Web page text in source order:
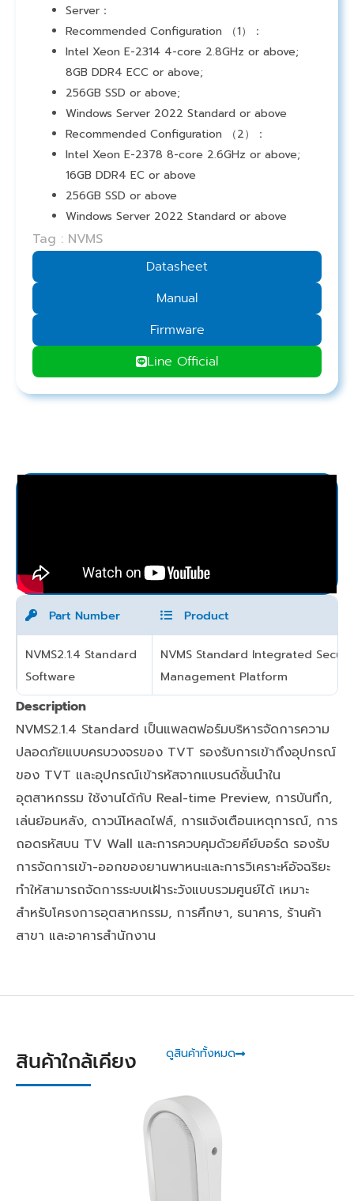
Server：
Recommended Configuration （1）：
Intel Xeon E-2314 4-core 2.8GHz or above;
8GB DDR4 ECC or above;
256GB SSD or above;
Windows Server 2022 Standard or above
Recommended Configuration （2）：
Intel Xeon E-2378 8-core 2.6GHz or above;
16GB DDR4 EC or above
256GB SSD or above
Windows Server 2022 Standard or above
Tag : NVMS
Datasheet
Manual
Firmware
Line Official
Part Number Product
NVMS2.1.4 Standard
Software
NVMS Standard Integrated
Management Platform
Description
NVMS2.1.4 Standard เป็นแพลตฟอร์มบริหารจัดการความ
ปลอดภัยแบบครบวงจรของ TVT รองรับการเข้าถึงอุปกรณ์
ของ TVT และอุปกรณ์เข้ารหัสจากแบรนด์ชั้นนำใน
อุตสาหกรรม ใช้งานได้กับ Real-time Preview, การบันทึก,
เล่นย้อนหลัง, ดาวน์โหลดไฟล์, การแจ้งเตือนเหตุการณ์, การ
ถอดรหัสบน TV Wall และการควบคุมด้วยคีย์บอร์ด รองรับ
การจัดการเข้า-ออกของยานพาหนะและการวิเคราะห์อัจฉริยะ
ทำให้สามารถจัดการระบบเฝ้าระวังแบบรวมศูนย์ได้ เหมาะ
สำหรับโครงการอุตสาหกรรม, การศึกษา, ธนาคาร, ร้านค้า
สาขา และอาคารสำนักงาน
สินค้าใกล้เคียง ดูสินค้าทั้งหมด